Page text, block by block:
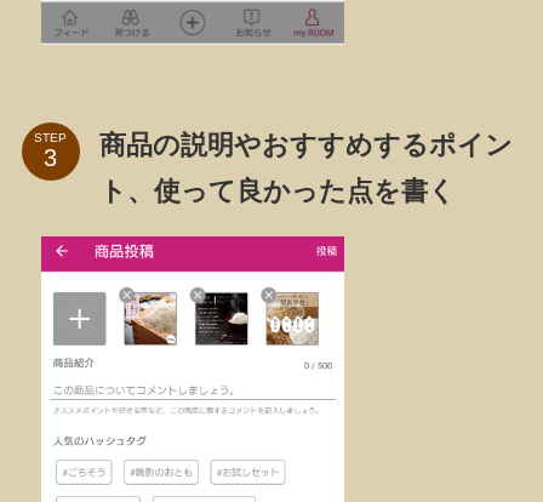
STEP
商品の説明やおすすめするポイン
ト、使って良かった点を書く